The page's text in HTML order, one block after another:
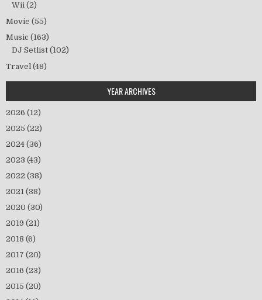
Wii (2)
Movie (55)
Music (163)
DJ Setlist (102)
Travel (48)
YEAR ARCHIVES
2026 (12)
2025 (22)
2024 (36)
2023 (43)
2022 (38)
2021 (38)
2020 (30)
2019 (21)
2018 (6)
2017 (20)
2016 (23)
2015 (20)